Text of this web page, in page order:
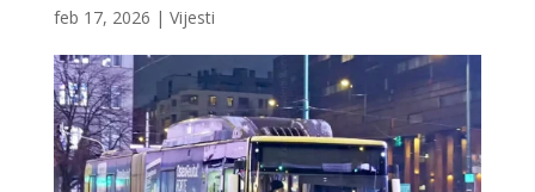
feb 17, 2026 | Vijesti